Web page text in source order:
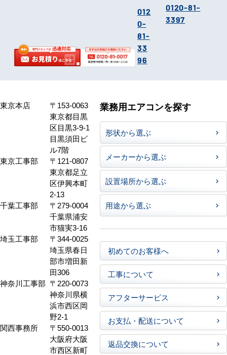
012
0-
81-
33
96
0120-81-
3397
東京本店
〒153-0063
東京都目黒
区目黒3-9-1
目黒須田ビ
ル7階
東京工事部
〒121-0807
東京都足立
区伊興本町
2-13
千葉工事部
〒279-0004
千葉県浦安
市猫実3-16
埼玉工事部
〒344-0025
埼玉県春日
部市増田新
田306
神奈川工事部 〒220-0073
神奈川県横
浜市西区岡
野2-1
関西事務所
〒550-0013
大阪府大阪
市西区新町
業務用エアコンを探す
形状から選ぶ
メーカーから選ぶ
設置場所から選ぶ
用途から選ぶ
初めてのお客様へ
工事について
アフターサービス
お支払・配送について
返品交換について